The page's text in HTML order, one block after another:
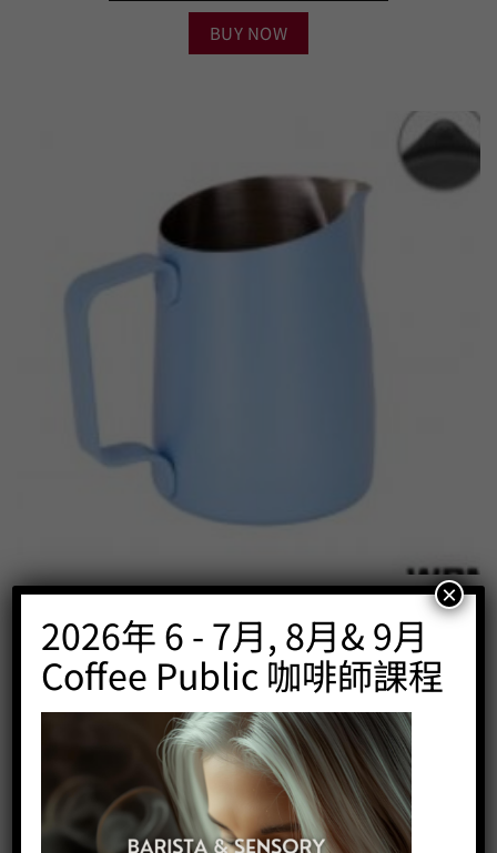
BUY NOW
Price: HK$ 250.00
- +
BUY NOW
2026年 6 - 7月, 8月& 9月
Coffee Public 咖啡師課程
×